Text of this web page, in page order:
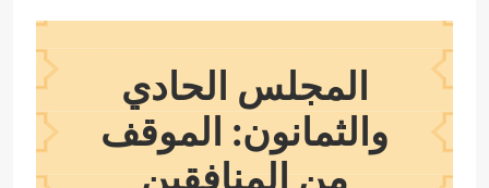
المجلس الحادي
والثمانون: الموقف
من المنافقين